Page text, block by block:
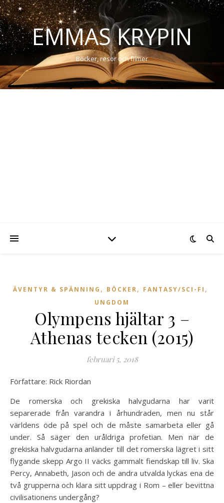
EMMAS KRYPIN
Böcker, resor och filmer
ÄVENTYR & SPÄNNING , BÖCKER, FANTASY/SCI-FI ,
UNGDOM
Olympens hjältar 3 –
Athenas tecken (2015)
februari 5, 2018
Författare: Rick Riordan
De romerska och grekiska halvgudarna har varit
separerade från varandra i århundraden, men nu står
världens öde på spel och de måste samarbeta eller gå
under. Så säger den uråldriga profetian. Men när de
grekiska halvgudarna anländer till det romerska lägret i sitt
flygande skepp Argo II väcks gammalt fiendskap till liv. Ska
Percy, Annabeth, Jason och de andra utvalda lyckas ena de
två grupperna och klara sitt uppdrag i Rom – eller bevittna
civilisationens undergång?